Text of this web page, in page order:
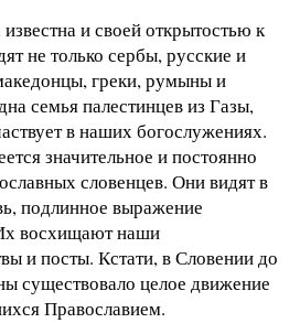
и своей открытостью к
не только сербы, русские и
греки, румыны и
семья палестинцев из Газы,
в наших богослужениях.
значительное и постоянно
словенцев. Они видят в
подлинное выражение
восхищают наши
и посты. Кстати, в Словении до
существовало целое движение
Православием.